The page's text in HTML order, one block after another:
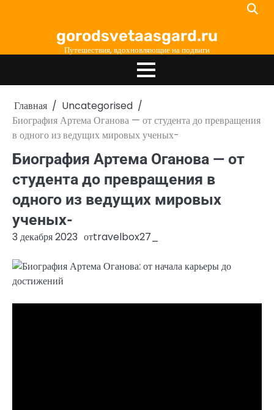
gorodsvetaasgard.ru
Путешествия, вдохновляющие на подвиги
Главная
Uncategorised
Биография Артема Оганова — от студента до превращения
в одного из ведущих мировых ученых-
Биография Артема Оганова — от
студента до превращения в
одного из ведущих мировых
ученых-
3 декабря 2023 отtravelbox27_